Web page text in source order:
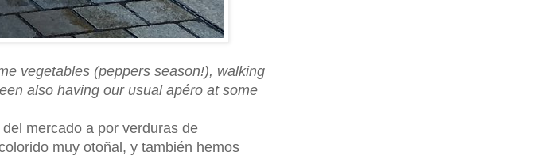
vegetables (peppers season!), walking
also having our usual apéro at some
mercado a por verduras de
muy otoñal, y también hemos